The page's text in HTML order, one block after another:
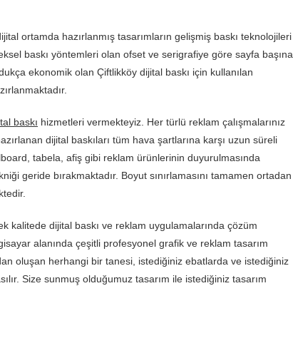
ortamda hazırlanmış tasarımların gelişmiş baskı teknolojileri
baskı yöntemleri olan ofset ve serigrafiye göre sayfa başına
ekonomik olan Çiftlikköy dijital baskı için kullanılan
baskı hizmetleri vermekteyiz. Her türlü reklam çalışmalarınız
dijital baskıları tüm hava şartlarına karşı uzun süreli
tabela, afiş gibi reklam ürünlerinin duyurulmasında
geride bırakmaktadır. Boyut sınırlamasını tamamen ortadan
kalitede dijital baskı ve reklam uygulamalarında çözüm
alanında çeşitli profesyonel grafik ve reklam tasarım
oluşan herhangi bir tanesi, istediğiniz ebatlarda ve istediğiniz
Size sunmuş olduğumuz tasarım ile istediğiniz tasarım